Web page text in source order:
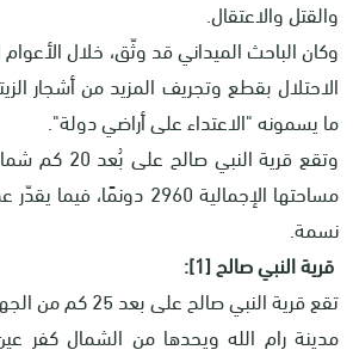
والقتل والاعتقال.
وكان الباحث الميداني قد وثّق، خلال
الاحتلال بقطع وتجريف المزيد من أشجار
ما يسمونه "الاعتداء على أراضي دولة".
وتقع قرية
نسمة.
قرية النبي صالح [1]:
تقع قرية النبي
مدينة رام الله ويحدها من الشمال كفر